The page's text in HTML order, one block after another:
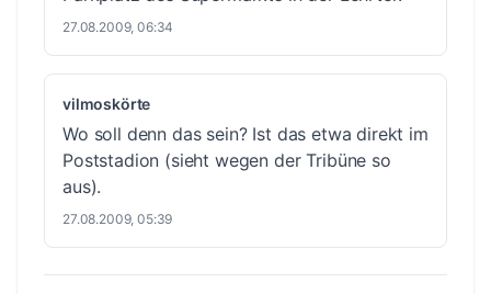
27.08.2009, 06:34
vilmoskörte
Wo soll denn das sein? Ist das etwa direkt im
Poststadion (sieht wegen der Tribüne so
aus).
27.08.2009, 05:39